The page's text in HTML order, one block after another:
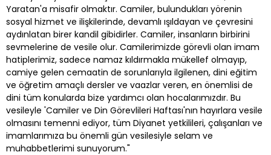
Yaratan'a misafir olmaktır. Camiler, bulundukları yörenin
sosyal hizmet ve ilişkilerinde, devamlı ışıldayan ve çevresini
aydınlatan birer kandil gibidirler. Camiler, insanların birbirini
sevmelerine de vesile olur. Camilerimizde görevli olan imam
hatiplerimiz, sadece namaz kıldırmakla mükellef olmayıp,
camiye gelen cemaatin de sorunlarıyla ilgilenen, dini eğitim
ve öğretim amaçlı dersler ve vaazlar veren, en önemlisi de
dini tüm konularda bize yardımcı olan hocalarımızdır. Bu
vesileyle 'Camiler ve Din Görevlileri Haftası'nın hayırlara vesile
olmasını temenni ediyor, tüm Diyanet yetkilileri, çalışanları ve
imamlarımıza bu önemli gün vesilesiyle selam ve
muhabbetlerimi sunuyorum."